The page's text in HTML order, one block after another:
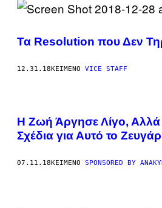
Τα Resolution που Δεν
12.31.18ΚΕΊΜΕΝΟ VICE STAFF
H Ζωή Άργησε Λίγο, Αλλά
Σχέδια για Αυτό το
07.11.18ΚΕΊΜΕΝΟ SPONSORED BY